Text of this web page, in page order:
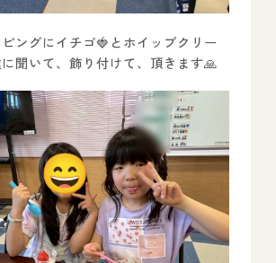
ングにイチゴ🍓とホイップクリー
聞いて、飾り付けて、頂きます🙏